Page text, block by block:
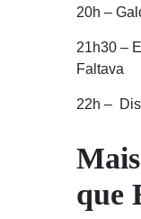
20h –
21h30 –
Faltava
22h –
que